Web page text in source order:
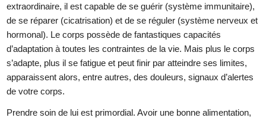
extraordinaire, il est capable de se guérir (système immunitaire),
de se réparer (cicatrisation) et de se réguler (système nerveux et
hormonal). Le corps possède de fantastiques capacités
d’adaptation à toutes les contraintes de la vie. Mais plus le corps
s’adapte, plus il se fatigue et peut finir par atteindre ses limites,
apparaissent alors, entre autres, des douleurs, signaux d’alertes
de votre corps.
Prendre soin de lui est primordial. Avoir une bonne alimentation,